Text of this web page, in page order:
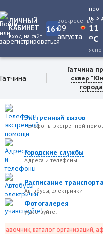
ЛИЧНЫЙ
КАБИНЕТ
вход на сайт
16+
воскресенье
09
августа
на 5
11
oC
ясно
Гатчина
Гатчина
сквер
Экстренный вызов
Телефоны экстренной
Городские службы
Адреса и телефоны
Расписание транспорта
Автобусы, электрички
Фотогалерея
учавствуйте!
каталог организаций,